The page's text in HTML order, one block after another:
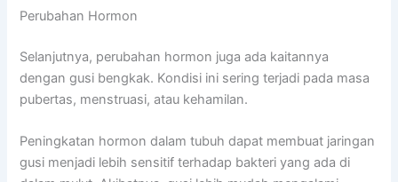
Perubahan Hormon
Selanjutnya, perubahan hormon juga ada kaitannya
dengan gusi bengkak. Kondisi ini sering terjadi pada masa
pubertas, menstruasi, atau kehamilan.
Peningkatan hormon dalam tubuh dapat membuat jaringan
gusi menjadi lebih sensitif terhadap bakteri yang ada di